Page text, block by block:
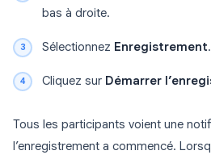
bas à droite.
Sélectionnez Enregistrement.
Cliquez sur Démarrer
Tous les participants voient une
l’enregistrement a commencé.